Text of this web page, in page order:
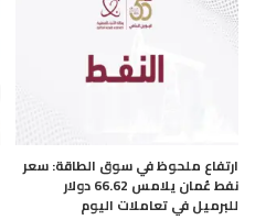
ارتفاع ملحوظ في سوق الطاقة: سعر
نفط عُمان يلامس 66.62 دولار
للبرميل في تعاملات اليوم